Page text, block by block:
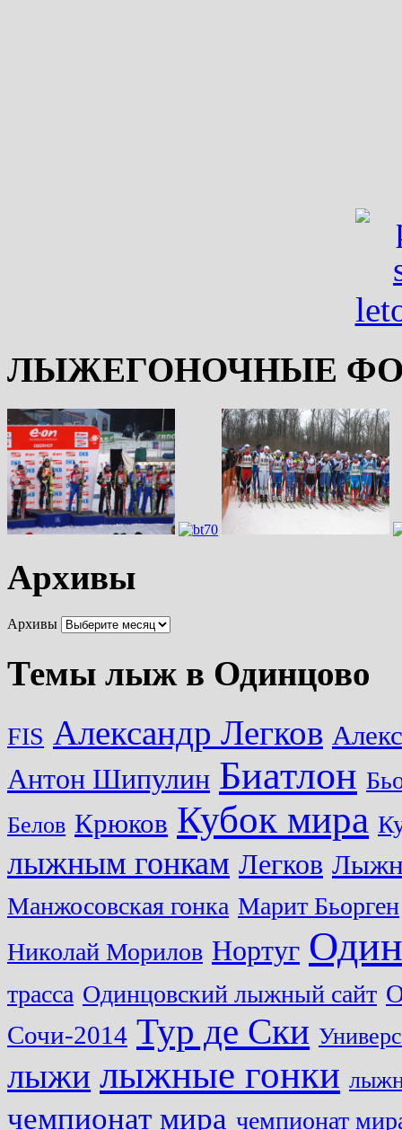
ЛЫЖЕГОНОЧНЫЕ
Архивы
Архивы
Темы лыж в Одинцово
FIS Александр Легков
Антон Шипулин Биатлон
Белов Крюков Кубок мира
лыжным гонкам Легков
Манжосовская гонка Марит Бьорген
Николай Морилов Нортуг
трасса Одинцовский лыжный сайт
Сочи-2014 Тур де Ски
лыжи лыжные гонки
чемпионат мира чемпионат